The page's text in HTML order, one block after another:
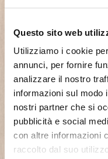
Questo sito web
Utilizziamo i cookie
annunci, per fornire
analizzare il nostro
informazioni sul modo
nostri partner che si
pubblicità e social
con altre informazioni
raccolto dal suo